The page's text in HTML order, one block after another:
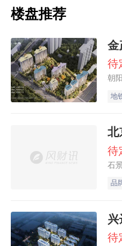
而没有购房资格，
罗湖区的房产中介
在深圳龙岗区，
房者正在看房。
岗区早在去年就放
加，所占比例超过
楼盘推荐
金
待
朝
地
北
待
石
品
兴
待